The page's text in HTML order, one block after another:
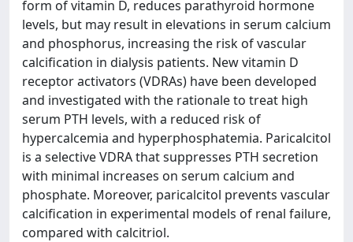
form of vitamin D, reduces parathyroid hormone
levels, but may result in elevations in serum calcium
and phosphorus, increasing the risk of vascular
calcification in dialysis patients. New vitamin D
receptor activators (VDRAs) have been developed
and investigated with the rationale to treat high
serum PTH levels, with a reduced risk of
hypercalcemia and hyperphosphatemia. Paricalcitol
is a selective VDRA that suppresses PTH secretion
with minimal increases on serum calcium and
phosphate. Moreover, paricalcitol prevents vascular
calcification in experimental models of renal failure,
compared with calcitriol.